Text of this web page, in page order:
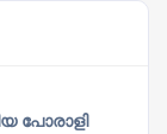
പോരാളി